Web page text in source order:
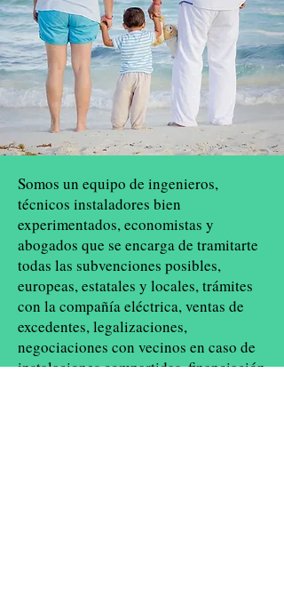
Somos un equipo de ingenieros,
técnicos instaladores bien
experimentados, economistas y
abogados que se encarga de tramitarte
todas las subvenciones posibles,
europeas, estatales y locales, trámites
con la compañía eléctrica, ventas de
excedentes, legalizaciones,
negociaciones con vecinos en caso de
instalaciones compartidas, financiación